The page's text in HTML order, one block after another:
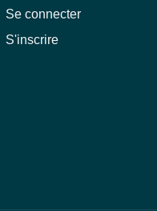
Se connecter
S'inscrire